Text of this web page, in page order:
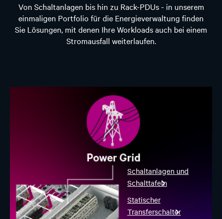
Von Schaltanlagen bis hin zu Rack-PDUs - in unserem
einmaligen Portfolio für die Energieverwaltung finden
Sie Lösungen, mit denen Ihre Workloads auch bei einem
Stromausfall weiterlaufen.
Schaltanlagen und
Schalttafeln
Statischer
Transferschalter